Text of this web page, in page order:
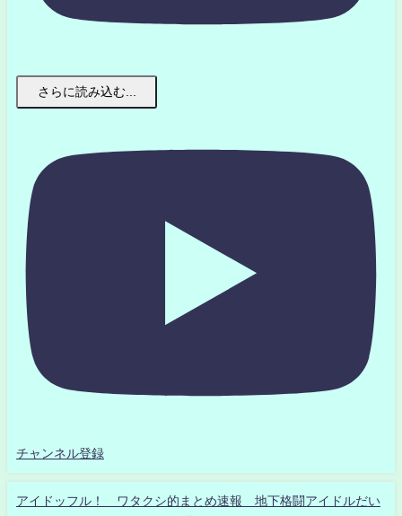
さらに読み込む...
チャンネル登録
アイドッフル！ ワタクシ的まとめ速報 地下格闘アイドルだい